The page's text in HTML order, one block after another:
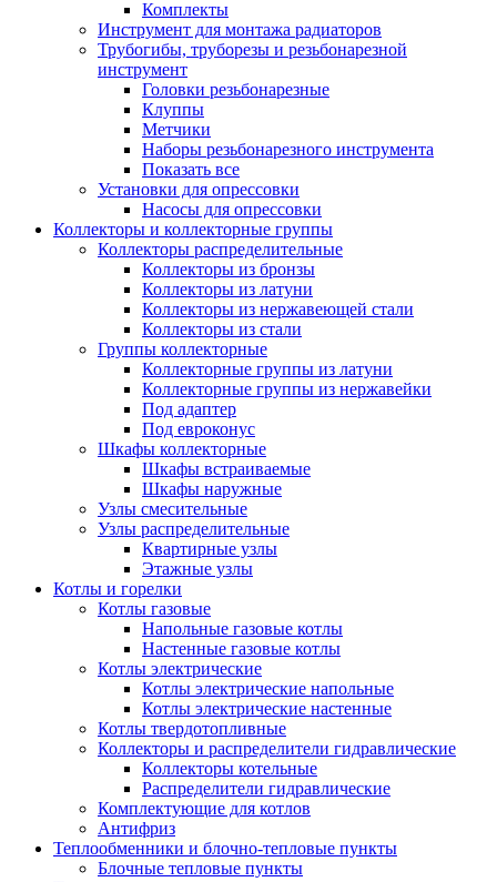
Комплекты
Инструмент для монтажа радиаторов
Трубогибы, труборезы и резьбонарезной
инструмент
Головки резьбонарезные
Клуппы
Метчики
Наборы резьбонарезного инструмента
Показать все
Установки для опрессовки
Насосы для опрессовки
Коллекторы и коллекторные группы
Коллекторы распределительные
Коллекторы из бронзы
Коллекторы из латуни
Коллекторы из нержавеющей стали
Коллекторы из стали
Группы коллекторные
Коллекторные группы из латуни
Коллекторные группы из нержавейки
Под адаптер
Под евроконус
Шкафы коллекторные
Шкафы встраиваемые
Шкафы наружные
Узлы смесительные
Узлы распределительные
Квартирные узлы
Этажные узлы
Котлы и горелки
Котлы газовые
Напольные газовые котлы
Настенные газовые котлы
Котлы электрические
Котлы электрические напольные
Котлы электрические настенные
Котлы твердотопливные
Коллекторы и распределители гидравлические
Коллекторы котельные
Распределители гидравлические
Комплектующие для котлов
Антифриз
Теплообменники и блочно-тепловые пункты
Блочные тепловые пункты